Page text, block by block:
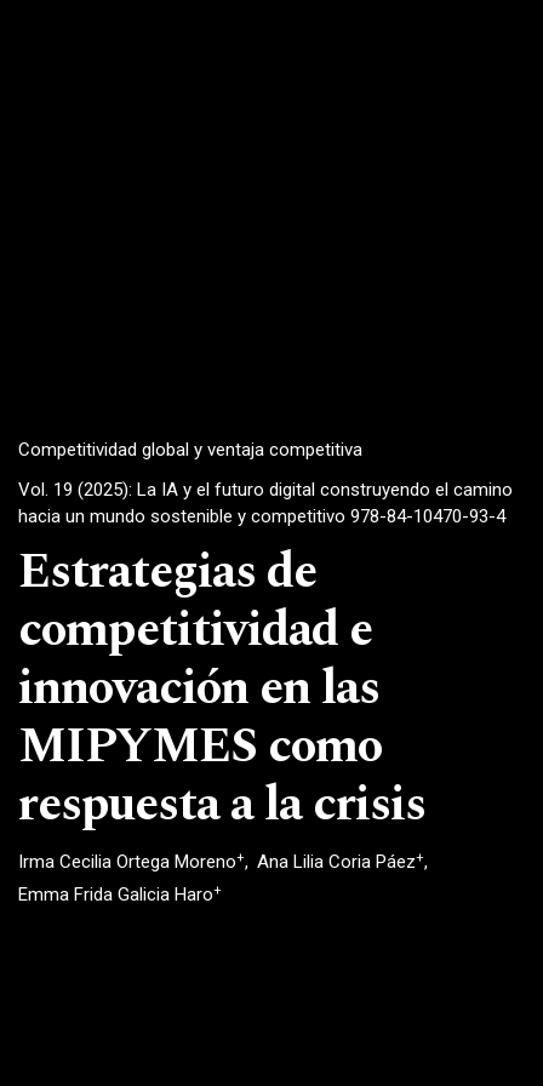
Competitividad global y ventaja competitiva
Vol. 19 (2025): La IA y el futuro digital construyendo el camino
hacia un mundo sostenible y competitivo 978-84-10470-93-4
Estrategias de
competitividad e
innovación en las
MIPYMES como
respuesta a la crisis
Irma Cecilia Ortega Moreno+ Ana Lilia Coria Páez+
Emma Frida Galicia Haro+